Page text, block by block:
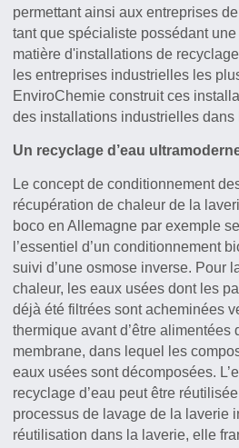
permettant ainsi aux entreprises
tant que spécialiste possédant
matière d'installations de
les entreprises industrielles les
EnviroChemie construit ces
des installations industrielles dans
Un recyclage d’eau
Le concept de conditionnement
récupération de chaleur de la
boco en Allemagne par exemple
l’essentiel d’un conditionnement
suivi d’une osmose inverse. Pour
chaleur, les eaux usées dont les
déjà été filtrées sont acheminées
thermique avant d’être alimentées
membrane, dans lequel les
eaux usées sont décomposées.
recyclage d’eau peut être
processus de lavage de la laverie
réutilisation dans la laverie, elle